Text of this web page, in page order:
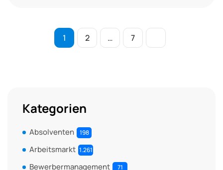
1 2 … 7
Kategorien
Absolventen 198
Arbeitsmarkt 1.261
Bewerbermanagement 71